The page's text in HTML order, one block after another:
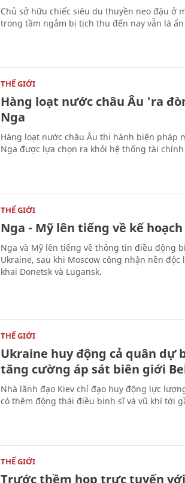
Chủ sở hữu chiếc siêu du thuyền neo đậu ở
trong tầm ngắm bị tịch thu đến nay vẫn là ẩn
THẾ GIỚI
Hàng loạt nước châu Âu 'ra
Nga
Hàng loạt nước châu Âu thi hành biện pháp
Nga được lựa chọn ra khỏi hệ thống tài chính
THẾ GIỚI
Nga - Mỹ lên tiếng về kế
Nga và Mỹ lên tiếng về thông tin điều động
Ukraine, sau khi Moscow công nhận nền độc
khai Donetsk và Lugansk.
THẾ GIỚI
Ukraine huy động cả quân dự
tăng cường áp sát biên giới
Nhà lãnh đạo Kiev chỉ đạo huy động lực
có thêm động thái điều binh sĩ và vũ khí tới
THẾ GIỚI
Trước thềm họp trực tuyến